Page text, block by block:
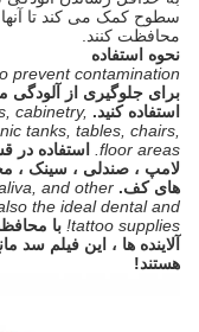
سطوح کمک می کند تا
محافظت کنند.
نحوه استفاده
prevent contamination.
استفاده کنید. cabinetry,
tanks, tables, chairs,
floor areas.
استفاده در
لامپ ، صندلی ، سینک ،
های کف. and other
the ideal dental and
tattoo supplies! با
آلاینده ها ، این فیلم سد
هستند!